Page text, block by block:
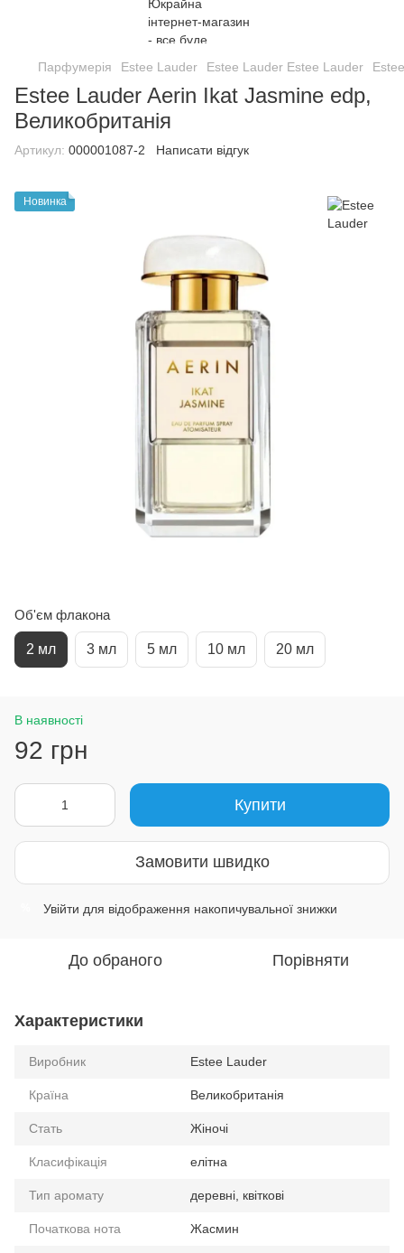
Парфумерія Estee Lauder Estee Lauder Estee Lauder
Estee Lauder Aerin Ikat Jasmine edp,
Великобританія
Артикул: 000001087-2 Написати відгук
Новинка
Об'єм флакона
2 мл 3 мл 5 мл 10 мл 20 мл
В наявності
92 грн
Купити
Замовити швидко
Увійти для відображення накопичувальної знижки
До обраного Порівняти
Характеристики
Виробник Estee Lauder
Країна Великобританія
Стать Жіночі
Класифікація елітна
Тип аромату деревні, квіткові
Початкова нота Жасмин